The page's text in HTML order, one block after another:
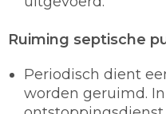
Ruiming septische
Periodisch dient
worden geruimd.